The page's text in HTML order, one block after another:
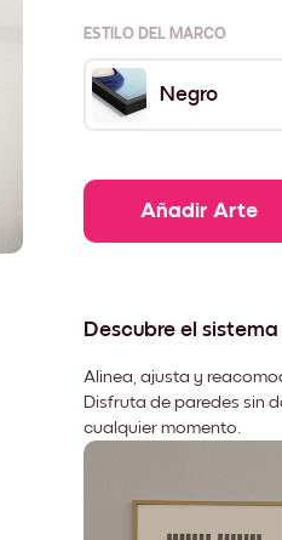
ESTILO DEL MARCO
Negro
Añadir Arte
Descubre el
Alinea, ajusta y
Disfruta de paredes sin
cualquier momento.